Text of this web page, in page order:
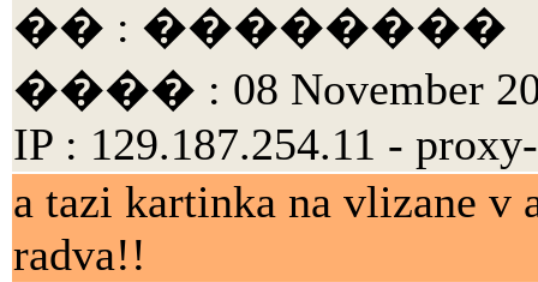
�� : ��������
���� : 08 November
IP : 129.187.254.11 -
a tazi kartinka na vlizane v
radva!!